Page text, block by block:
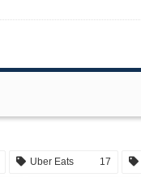
Uber Eats 17